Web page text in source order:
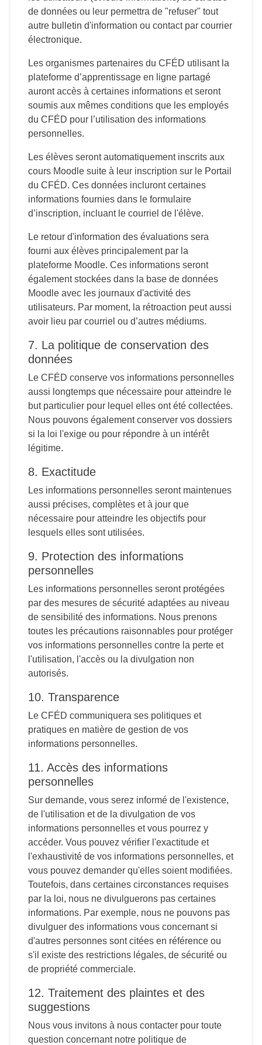
de données ou leur permettra de "refuser" tout
autre bulletin d'information ou contact par courrier
électronique.
Les organismes partenaires du CFÉD utilisant la
plateforme d’apprentissage en ligne partagé
auront accès à certaines informations et seront
soumis aux mêmes conditions que les employés
du CFÉD pour l’utilisation des informations
personnelles.
Les élèves seront automatiquement inscrits aux
cours Moodle suite à leur inscription sur le Portail
du CFÉD. Ces données incluront certaines
informations fournies dans le formulaire
d’inscription, incluant le courriel de l'élève.
Le retour d'information des évaluations sera
fourni aux élèves principalement par la
plateforme Moodle. Ces informations seront
également stockées dans la base de données
Moodle avec les journaux d'activité des
utilisateurs. Par moment, la rétroaction peut aussi
avoir lieu par courriel ou d’autres médiums.
7. La politique de conservation des
données
Le CFÉD conserve vos informations personnelles
aussi longtemps que nécessaire pour atteindre le
but particulier pour lequel elles ont été collectées.
Nous pouvons également conserver vos dossiers
si la loi l'exige ou pour répondre à un intérêt
légitime.
8. Exactitude
Les informations personnelles seront maintenues
aussi précises, complètes et à jour que
nécessaire pour atteindre les objectifs pour
lesquels elles sont utilisées.
9. Protection des informations
personnelles
Les informations personnelles seront protégées
par des mesures de sécurité adaptées au niveau
de sensibilité des informations. Nous prenons
toutes les précautions raisonnables pour protéger
vos informations personnelles contre la perte et
l'utilisation, l'accès ou la divulgation non
autorisés.
10. Transparence
Le CFÉD communiquera ses politiques et
pratiques en matière de gestion de vos
informations personnelles.
11. Accès des informations
personnelles
Sur demande, vous serez informé de l'existence,
de l'utilisation et de la divulgation de vos
informations personnelles et vous pourrez y
accéder. Vous pouvez vérifier l'exactitude et
l'exhaustivité de vos informations personnelles, et
vous pouvez demander qu'elles soient modifiées.
Toutefois, dans certaines circonstances requises
par la loi, nous ne divulguerons pas certaines
informations. Par exemple, nous ne pouvons pas
divulguer des informations vous concernant si
d'autres personnes sont citées en référence ou
s'il existe des restrictions légales, de sécurité ou
de propriété commerciale.
12. Traitement des plaintes et des
suggestions
Nous vous invitons à nous contacter pour toute
question concernant notre politique de